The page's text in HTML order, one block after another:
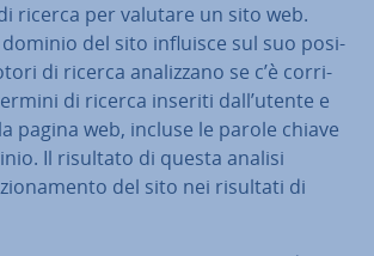
ricerca per valutare un sito web.
del sito influisce sul suo po­si­
di ricerca ana­liz­za­no se c’è cor­ri­
di ricerca inseriti dall’utente e
pagina web, incluse le parole chiave
Il risultato di questa analisi
del sito nei risultati di